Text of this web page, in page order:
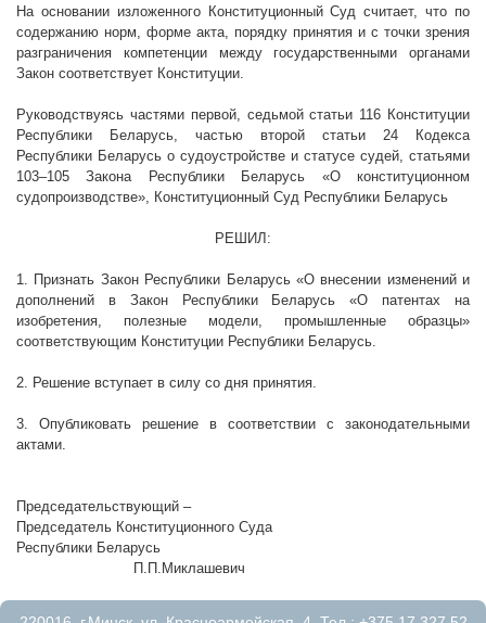
На основании изложенного Конституционный Суд считает, что по
содержанию норм, форме акта, порядку принятия и с точки зрения
разграничения компетенции между государственными органами
Закон соответствует Конституции.
Руководствуясь частями первой, седьмой статьи 116 Конституции
Республики Беларусь, частью второй статьи 24 Кодекса
Республики Беларусь о судоустройстве и статусе судей, статьями
103–105Закона Республики Беларусь «О конституционном
судопроизводстве», Конституционный Суд Республики Беларусь
РЕШИЛ:
1. Признать Закон Республики Беларусь «О внесении изменений и
дополнений в Закон Республики Беларусь «О патентах на
изобретения, полезные модели, промышленные образцы»
соответствующим Конституции Республики Беларусь.
2. Решение вступает в силу со дня принятия.
3. Опубликовать решение в соответствии с законодательными
актами.
Председательствующий –
Председатель Конституционного Суда
Республики Беларусь
П.П.Миклашевич